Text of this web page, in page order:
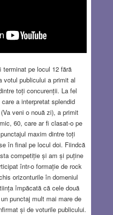
pe locul 12 fără
votul publicului a primit al
toți concurenții. La fel
a interpretat splendid
veni o nouă zi), a primit
60, care ar fi clasat-o pe
maxim dintre toți
în final pe locul doi. Fiindcă
competiție și am și puține
într-o formație de rock
orizonturile în domeniul
împăcată că cele două
punctaj mult mai mare de
și de voturile publicului.